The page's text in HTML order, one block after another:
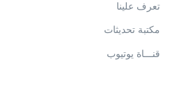
تعرف علينا
مكتبة تحديثات
قنـــاة يوتيوب